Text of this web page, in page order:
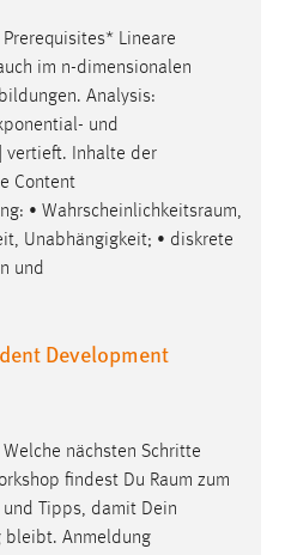
Lineare
im n-dimensionalen
Analysis:
und
vertieft. Inhalte der
Content
• Wahrscheinlichkeitsraum,
Unabhängigkeit; • diskrete
und
Development
nächsten Schritte
findest Du Raum zum
Tipps, damit Dein
bleibt. Anmeldung